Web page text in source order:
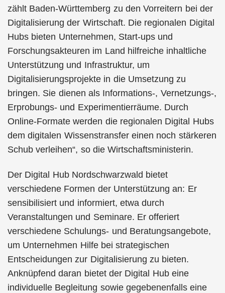
zählt Baden-Württemberg zu den Vorreitern bei der
Digitalisierung der Wirtschaft. Die regionalen Digital
Hubs bieten Unternehmen, Start-ups und
Forschungsakteuren im Land hilfreiche inhaltliche
Unterstützung und Infrastruktur, um
Digitalisierungsprojekte in die Umsetzung zu
bringen. Sie dienen als Informations-, Vernetzungs-,
Erprobungs- und Experimentierräume. Durch
Online-Formate werden die regionalen Digital Hubs
dem digitalen Wissenstransfer einen noch stärkeren
Schub verleihen“, so die Wirtschaftsministerin.
Der Digital Hub Nordschwarzwald bietet
verschiedene Formen der Unterstützung an: Er
sensibilisiert und informiert, etwa durch
Veranstaltungen und Seminare. Er offeriert
verschiedene Schulungs- und Beratungsangebote,
um Unternehmen Hilfe bei strategischen
Entscheidungen zur Digitalisierung zu bieten.
Anknüpfend daran bietet der Digital Hub eine
individuelle Begleitung sowie gegebenenfalls eine